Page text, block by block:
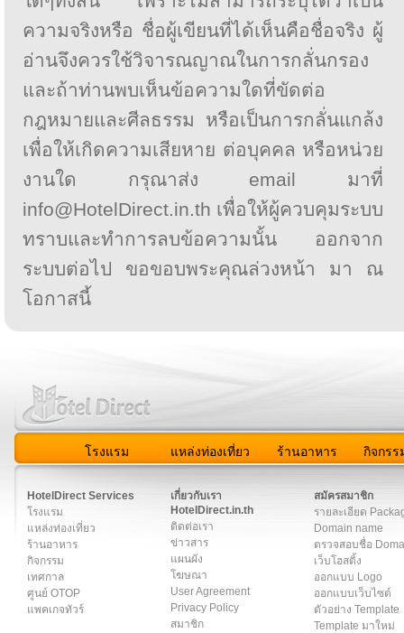
ความจริงหรือ ชื่อผู้เขียนที่ได้เห็นคือชื่อจริง ผู้
อ่านจึงควรใช้วิจารณญาณในการกลั่นกรอง
และถ้าท่านพบเห็นข้อความใดที่ขัดต่อ
กฎหมายและศีลธรรม หรือเป็นการกลั่นแกล้ง
เพื่อให้เกิดความเสียหาย ต่อบุคคล หรือหน่วย
งานใด กรุณาส่ง email มาที่
info@HotelDirect.in.th เพื่อให้ผู้ควบคุมระบบ
ทราบและทำการลบข้อความนั้น ออกจาก
ระบบต่อไป ขอขอบพระคุณล่วงหน้า มา ณ
โอกาสนี้
โรงแรม แหล่งท่องเที่ยว ร้านอาหาร กิจกรร
HotelDirect Services
โรงแรม
แหล่งท่องเที่ยว
ร้านอาหาร
กิจกรรม
เทศกาล
ศูนย์ OTOP
แพคเกจทัวร์
เกี่ยวกับเรา
HotelDirect.in.th
ติดต่อเรา
ข่าวสาร
แผนผัง
โฆษณา
User Agreement
Privacy Policy
สมาชิก
สมัครสมาชิก
รายละเอียด
Domain name
ตรวจสอบชื่อ
เว็บโฮสติ้ง
ออกแบบ Logo
ออกแบบเว็บไซต์
ตัวอย่าง Template
Template มาใหม่